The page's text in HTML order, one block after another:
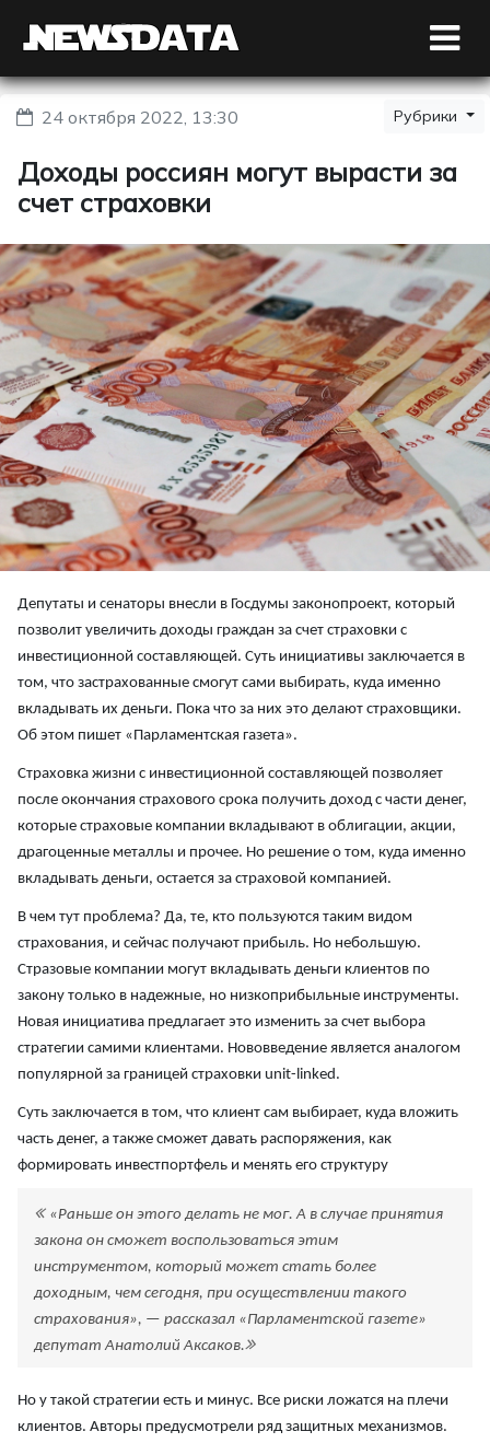
24 октября 2022, 13:30 Рубрики
Доходы россиян могут вырасти за
счет страховки
Депутаты и сенаторы внесли в Госдумы законопроект, который
позволит увеличить доходы граждан за счет страховки с
инвестиционной составляющей. Суть инициативы заключается в
том, что застрахованные смогут сами выбирать, куда именно
вкладывать их деньги. Пока что за них это делают страховщики.
Об этом пишет «Парламентская газета».
Страховка жизни с инвестиционной составляющей позволяет
после окончания страхового срока получить доход с части денег,
которые страховые компании вкладывают в облигации, акции,
драгоценные металлы и прочее. Но решение о том, куда именно
вкладывать деньги, остается за страховой компанией.
В чем тут проблема? Да, те, кто пользуются таким видом
страхования, и сейчас получают прибыль. Но небольшую.
Стразовые компании могут вкладывать деньги клиентов по
закону только в надежные, но низкоприбыльные инструменты.
Новая инициатива предлагает это изменить за счет выбора
стратегии самими клиентами. Нововведение является аналогом
популярной за границей страховки unit-linked.
Суть заключается в том, что клиент сам выбирает, куда вложить
часть денег, а также сможет давать распоряжения, как
формировать инвестпортфель и менять его структуру
«Раньше он этого делать не мог. А в случае принятия
закона он сможет воспользоваться этим
инструментом, который может стать более
доходным, чем сегодня, при осуществлении такого
страхования», — рассказал «Парламентской газете»
депутат Анатолий Аксаков.
Но у такой стратегии есть и минус. Все риски ложатся на плечи
клиентов. Авторы предусмотрели ряд защитных механизмов.